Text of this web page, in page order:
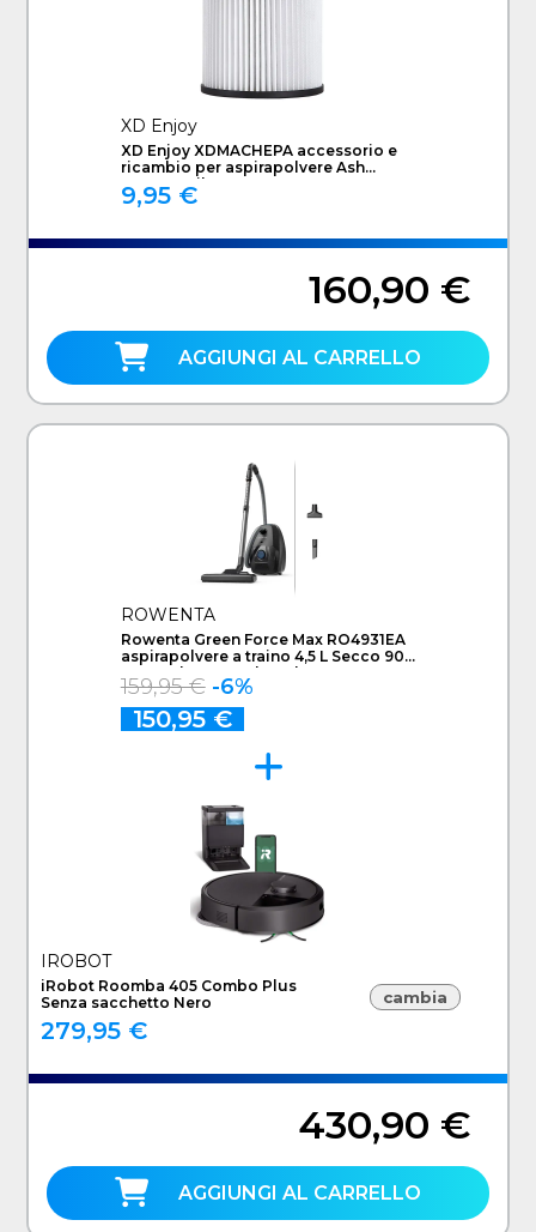
XD Enjoy
XD Enjoy XDMACHEPA accessorio e
ricambio per aspirapolvere Ash
vacuum Filtro
9,95 €
160,90 €
AGGIUNGI AL CARRELLO
ROWENTA
Rowenta Green Force Max RO4931EA
aspirapolvere a traino 4,5 L Secco 900
W Sacchetto per la polvere
159,95 € -6%
150,95 €
IROBOT
iRobot Roomba 405 Combo Plus
Senza sacchetto Nero
279,95 €
cambia
430,90 €
AGGIUNGI AL CARRELLO